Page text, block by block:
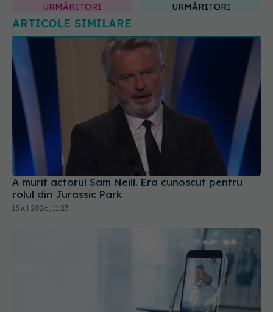
A murit actorul Sam Neill. Era cunoscut pentru
rolul din Jurassic Park